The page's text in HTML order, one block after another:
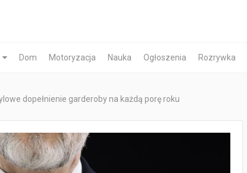
Dom Motoryzacja Nauka Ogłoszenia Rozrywka
dopełnienie garderoby na każdą porę roku